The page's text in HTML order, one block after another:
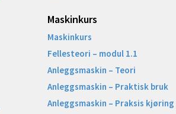
Maskinkurs
Maskinkurs
Fellesteori – modul 1.1
Anleggsmaskin – Teori
Anleggsmaskin – Praktisk bruk
Anleggsmaskin – Praksis kjøring